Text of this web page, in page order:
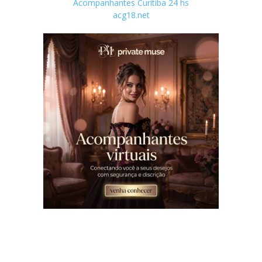
Acompanhantes Curitiba 24 hs
acg18.net